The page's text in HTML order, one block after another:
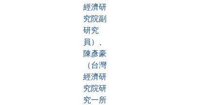
經濟研
究院副
研究
員）
陳彥豪
（台灣
經濟研
究院研
究一所